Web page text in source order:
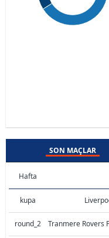
SON MAÇLAR
Hafta
kupa
round_2 Tranmere Rovers